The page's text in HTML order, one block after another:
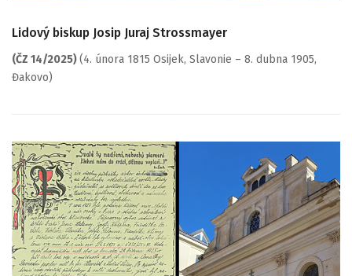
Lidový biskup Josip Juraj Strossmayer
(ČZ 14/2025)(4. února 1815 Osijek, Slavonie – 8. dubna 1905,
Đakovo)